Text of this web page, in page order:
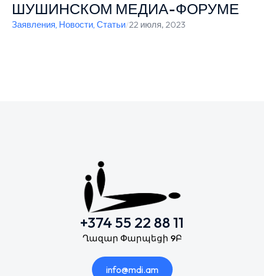
ШУШИНСКОМ МЕДИА-ФОРУМЕ
Заявления, Новости, Статьи/22 июля, 2023
+374 55 22 88 11
Ղազար Փարպեցի 9Բ
info@mdi.am